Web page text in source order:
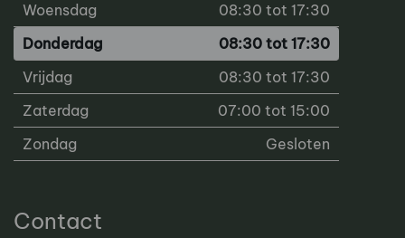
Woensdag
08:30 tot 17:30
Donderdag
08:30 tot 17:30
Vrijdag
08:30 tot 17:30
Zaterdag
07:00 tot 15:00
Zondag
Gesloten
Contact